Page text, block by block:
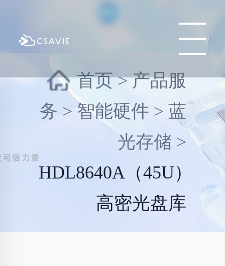
首页>产品服
务 > 智能硬件 >蓝
光存储 >
HDL8640A（45U）
高密光盘库